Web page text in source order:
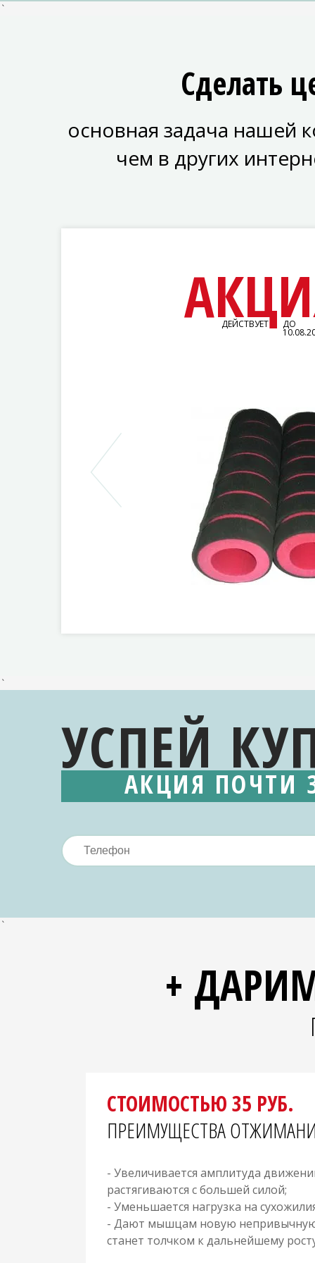
`
Сделать
основная задача нашей
чем в других
ДЕЙСТВУЕТ ДО
`
УСПЕЙ
АКЦИЯ ПОЧТИ
`
+
СТОИМОСТЬЮ 35 РУБ.
ПРЕИМУЩЕСТВА
- Увеличивается амплитуда
растягиваются с большей силой;
- Уменьшается нагрузка на
- Дают мышцам новую непривычную
станет толчком к дальнейшему